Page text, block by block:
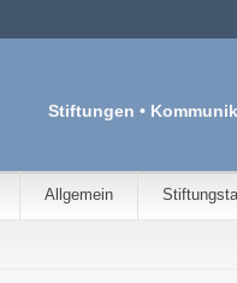
Stiftungen •
Allgemein